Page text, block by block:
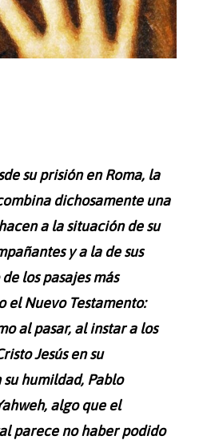
su prisión en Roma, la
dichosamente una
a la situación de su
y a la de sus
los pasajes más
el Nuevo Testamento:
al pasar, al instar a los
Jesús en su
humildad, Pablo
algo que el
parece no haber podido